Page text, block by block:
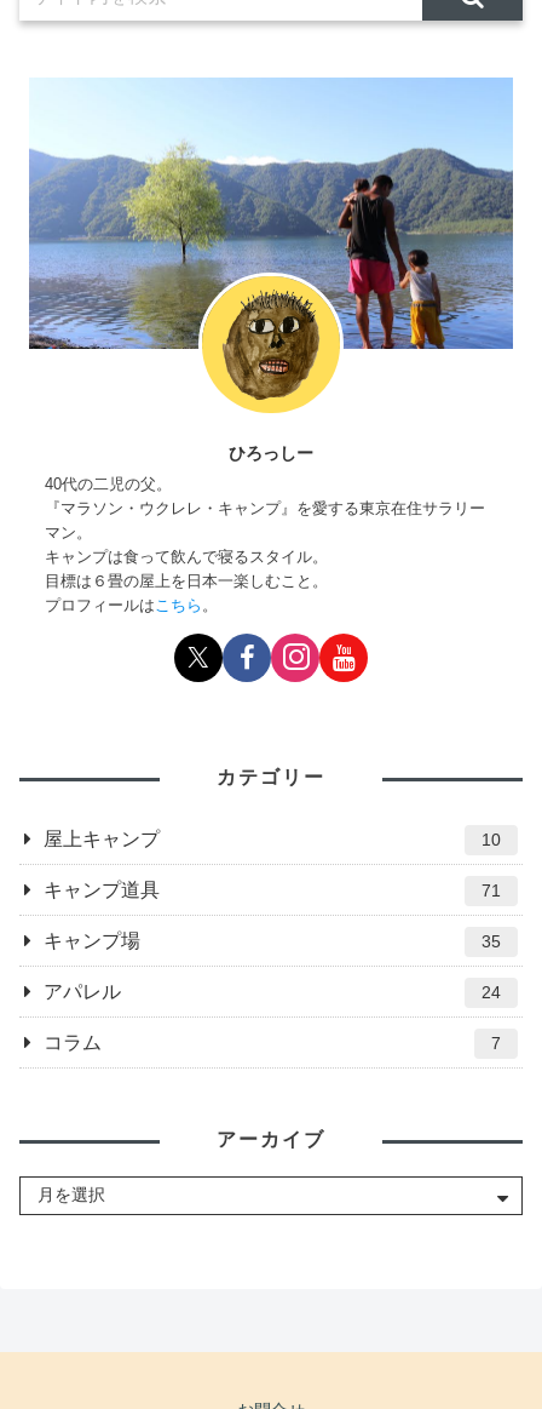
ひろっしー
40代の二児の父。
『マラソン・ウクレレ・キャンプ』を愛する東京在住サラリー
マン。
キャンプは食って飲んで寝るスタイル。
目標は６畳の屋上を日本一楽しむこと。
プロフィールは こちら 。
カテゴリー
屋上キャンプ 10
キャンプ道具 71
キャンプ場 35
アパレル 24
コラム 7
アーカイブ